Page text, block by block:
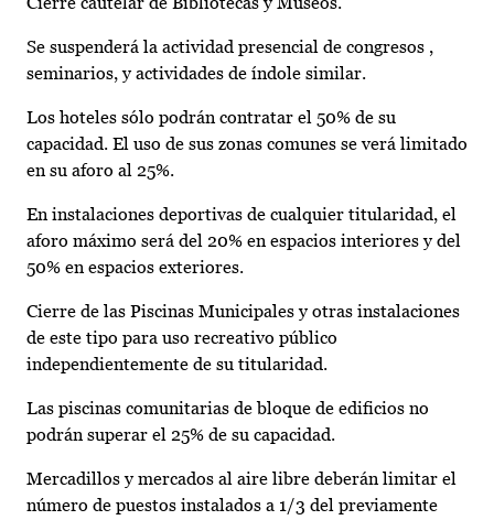
Se suspenderá la actividad presencial de congresos ,
seminarios, y actividades de índole similar.
Los hoteles sólo podrán contratar el 50% de su
capacidad. El uso de sus zonas comunes se verá limitado
en su aforo al 25%.
En instalaciones deportivas de cualquier titularidad, el
aforo máximo será del 20% en espacios interiores y del
50% en espacios exteriores.
Cierre de las Piscinas Municipales y otras instalaciones
de este tipo para uso recreativo público
independientemente de su titularidad.
Las piscinas comunitarias de bloque de edificios no
podrán superar el 25% de su capacidad.
Mercadillos y mercados al aire libre deberán limitar el
número de puestos instalados a 1/3 del previamente